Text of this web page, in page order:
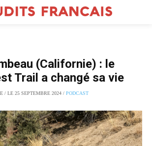
(Californie) : le
Trail a changé sa vie
/ LE 25 SEPTEMBRE 2024 / PODCAST